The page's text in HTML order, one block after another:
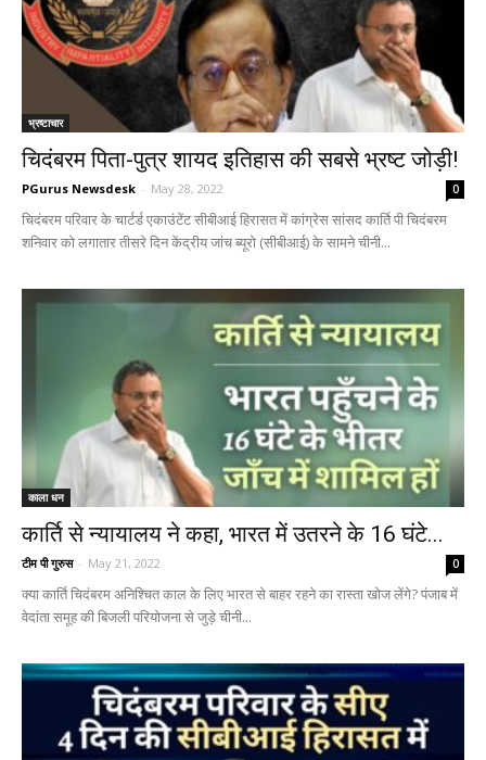
भ्रष्टाचार
चिदंबरम पिता-पुत्र शायद इतिहास की सबसे भ्रष्ट जोड़ी!
PGurus Newsdesk - May 28, 2022 0
चिदंबरम परिवार के चार्टर्ड एकाउंटेंट सीबीआई हिरासत में कांग्रेस सांसद कार्ति पी चिदंबरम
शनिवार को लगातार तीसरे दिन केंद्रीय जांच ब्यूरो (सीबीआई) के सामने चीनी...
काला धन
कार्ति से न्यायालय ने कहा, भारत में उतरने के 16 घंटे...
टीम पी गुरुस - May 21, 2022 0
क्या कार्ति चिदंबरम अनिश्चित काल के लिए भारत से बाहर रहने का रास्ता खोज लेंगे? पंजाब में
वेदांता समूह की बिजली परियोजना से जुड़े चीनी...